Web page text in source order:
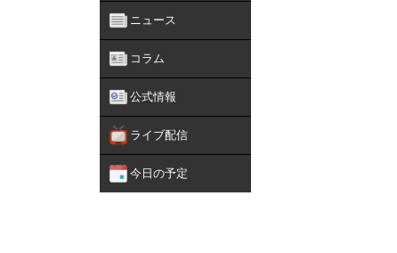
ニュース
コラム
公式情報
ライブ配信
今日の予定